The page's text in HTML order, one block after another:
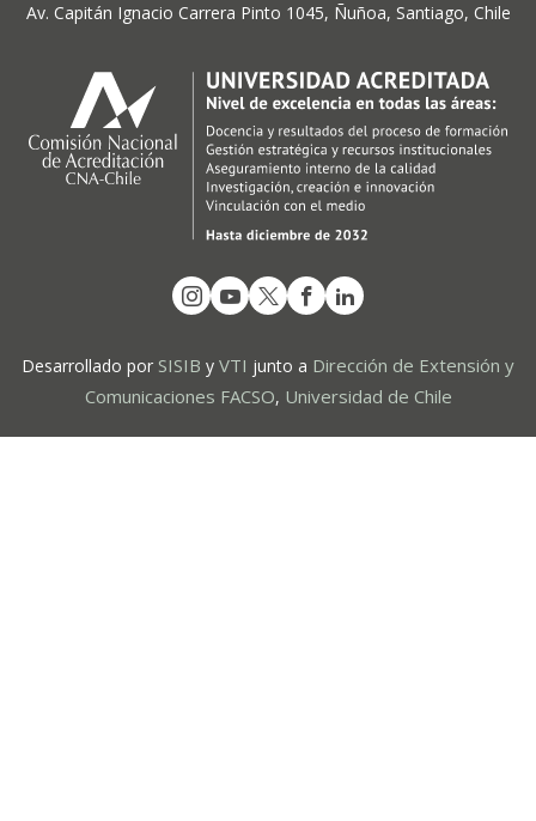
Av. Capitán Ignacio Carrera Pinto 1045, Ñuñoa, Santiago, Chile
Desarrollado por SISIB y VTI junto a Dirección de Extensión y
Comunicaciones FACSO, Universidad de Chile